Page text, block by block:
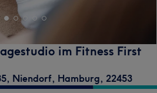
im Fitness First
, Niendorf, Hamburg, 22453